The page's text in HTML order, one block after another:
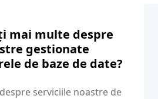
mai multe despre
gestionate
de baze de date?
serviciile noastre de